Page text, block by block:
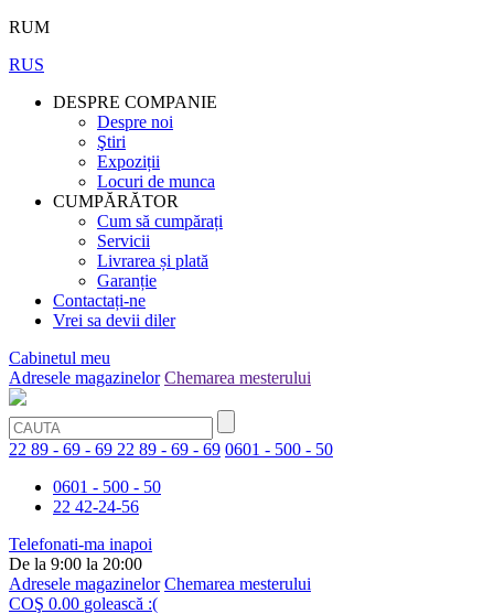
RUM
RUS
DESPRE COMPANIE
Despre noi
Ştiri
Expoziții
Locuri de munca
CUMPĂRĂTOR
Cum să cumpărați
Servicii
Livrarea și plată
Garanție
Contactați-ne
Vrei sa devii diler
Cabinetul meu
Adresele magazinelor Chemarea mesterului
22 89 - 69 - 69 22 89 - 69 - 69 0601 - 500 - 50
0601 - 500 - 50
22 42-24-56
Telefonati-ma inapoi
De la 9:00 la 20:00
Adresele magazinelor Chemarea mesterului
COŞ 0.00 golească :(